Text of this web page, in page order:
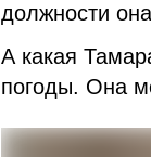
должности
А какая
погоды. Она